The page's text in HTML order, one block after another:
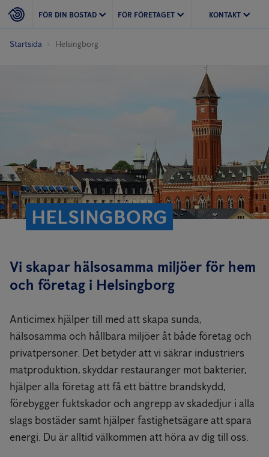
FÖR DIN BOSTAD FÖR FÖRETAGET KONTAKT
Startsida Helsingborg
HELSINGBORG
Vi skapar hälsosamma miljöer för hem
och företag i Helsingborg
Anticimex hjälper till med att skapa sunda,
hälsosamma och hållbara miljöer åt både företag och
privatpersoner. Det betyder att vi säkrar industriers
matproduktion, skyddar restauranger mot bakterier,
hjälper alla företag att få ett bättre brandskydd,
förebygger fuktskador och angrepp av skadedjur i alla
slags bostäder samt hjälper fastighetsägare att spara
energi. Du är alltid välkommen att höra av dig till oss.